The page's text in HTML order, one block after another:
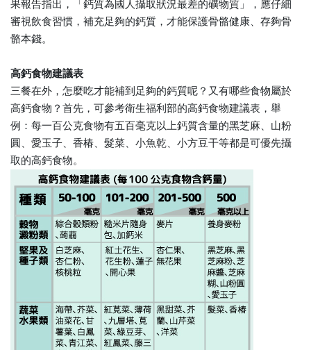
果報告指出，「鈣質為國人攝取狀況最差的礦物質」，應仔細
審視飲食習慣，補充足夠的鈣質，才能保護骨骼健康、存夠骨
骼本錢。
高鈣食物建議表
三餐在外，怎麼吃才能補到足夠的鈣質呢？又有哪些食物屬於
高鈣食物？首先，可參考衛生福利部的高鈣食物建議表，舉
例：每一百公克食物有五百毫克以上鈣質含量的黑芝麻、山粉
圓、愛玉子、香椿、髮菜、小魚乾、小方豆干等都是可優先攝
取的高鈣食物。